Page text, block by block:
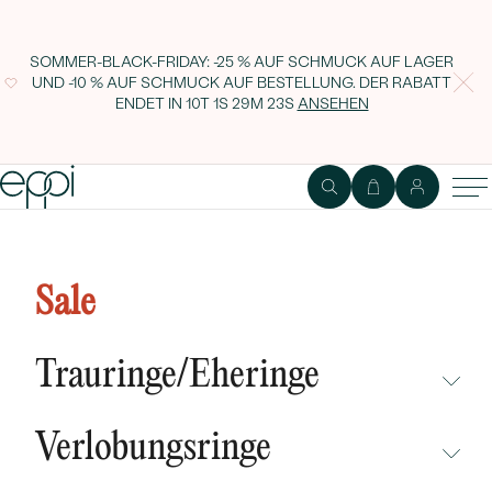
SOMMER-BLACK-FRIDAY: -25 % AUF SCHMUCK AUF LAGER
UND -10 % AUF SCHMUCK AUF BESTELLUNG. DER RABATT
ENDET IN 10T 1S 29M 22S ANSEHEN
Sale
Trauringe/Eheringe
NEUHEITEN
Verlobungsringe
Noah